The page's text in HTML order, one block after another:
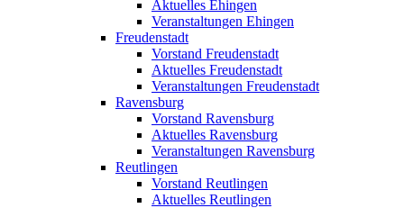
Aktuelles Ehingen
Veranstaltungen Ehingen
Freudenstadt
Vorstand Freudenstadt
Aktuelles Freudenstadt
Veranstaltungen Freudenstadt
Ravensburg
Vorstand Ravensburg
Aktuelles Ravensburg
Veranstaltungen Ravensburg
Reutlingen
Vorstand Reutlingen
Aktuelles Reutlingen